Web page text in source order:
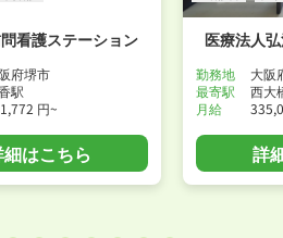
看護ステーション
府堺市
駅
円~
はこちら
医療法人
勤務地
大阪
最寄駅
西大
月給
詳